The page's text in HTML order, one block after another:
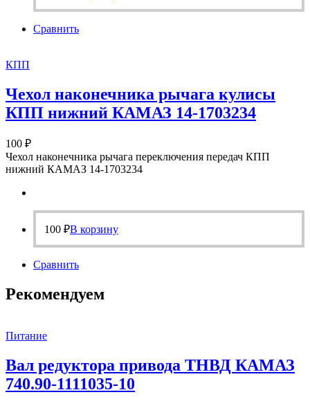
Сравнить
КПП
Чехол наконечника рычага кулисы
КПП нижний КАМАЗ 14-1703234
100 ₽
Чехол наконечника рычага переключения передач КПП
нижний КАМАЗ 14-1703234
100 ₽В корзину
Сравнить
Рекомендуем
Питание
Вал редуктора привода ТНВД КАМАЗ
740.90-1111035-10